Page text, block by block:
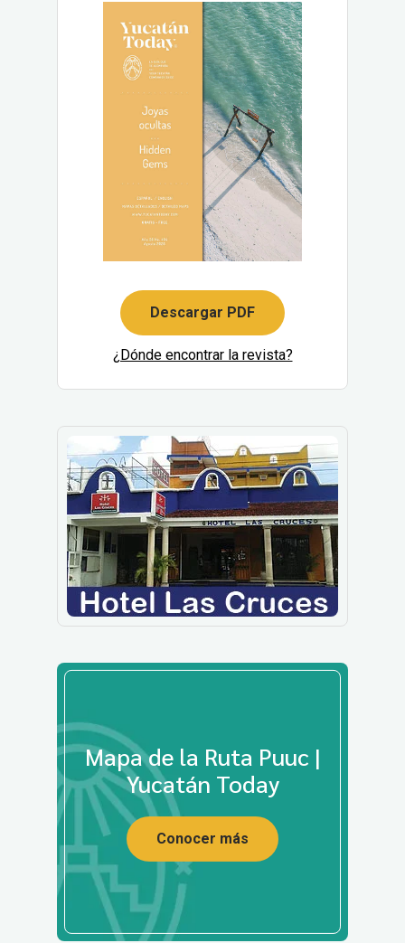
Descargar PDF
¿Dónde encontrar la revista?
Mapa de la Ruta Puuc |
Yucatán Today
Conocer más